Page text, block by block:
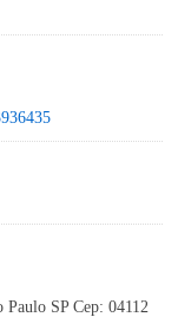
SP Cep: 04112